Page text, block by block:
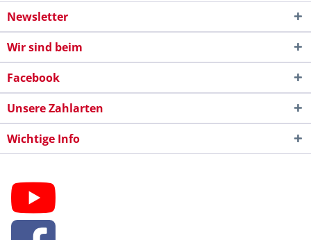
Newsletter
Wir sind beim
Facebook
Unsere Zahlarten
Wichtige Info